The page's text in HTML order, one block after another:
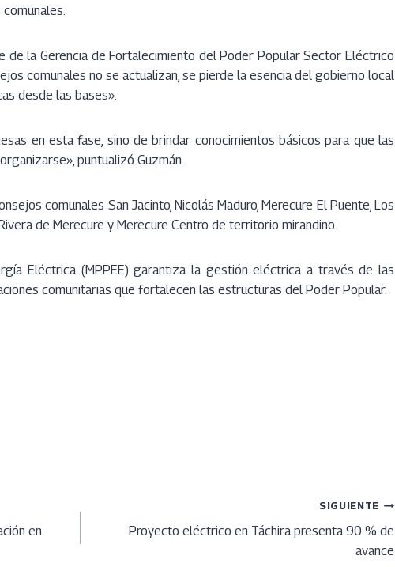
de la Gerencia de Fortalecimiento del Poder Popular Sector Eléctrico
comunales no se actualizan, se pierde la esencia del gobierno local
desde las bases».
en esta fase, sino de brindar conocimientos básicos para que las
puntualizó Guzmán.
comunales San Jacinto, Nicolás Maduro, Merecure El Puente, Los
de Merecure y Merecure Centro de territorio mirandino.
Eléctrica (MPPEE) garantiza la gestión eléctrica a través de las
comunitarias que fortalecen las estructuras del Poder Popular.
en
SIGUIENTE
Proyecto eléctrico en Táchira presenta 90 % de
avance